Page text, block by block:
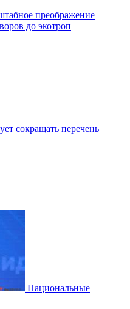
преображение
до экотроп
сокращать перечень
Национальные